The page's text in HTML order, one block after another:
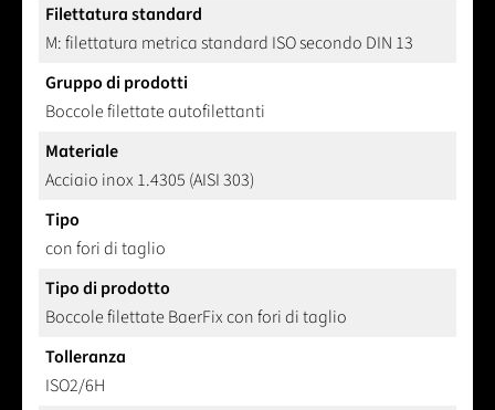
Filettatura standard
M: filettatura metrica standard ISO secondo DIN 13
Gruppo di prodotti
Boccole filettate autofilettanti
Materiale
Acciaio inox 1.4305 (AISI 303)
Tipo
con fori di taglio
Tipo di prodotto
Boccole filettate BaerFix con fori di taglio
Tolleranza
ISO2/6H